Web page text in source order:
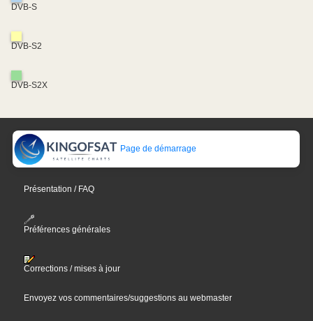
DVB-S
DVB-S2
DVB-S2X
Page de démarrage
Présentation / FAQ
Préférences générales
Corrections / mises à jour
Envoyez vos commentaires/suggestions au webmaster